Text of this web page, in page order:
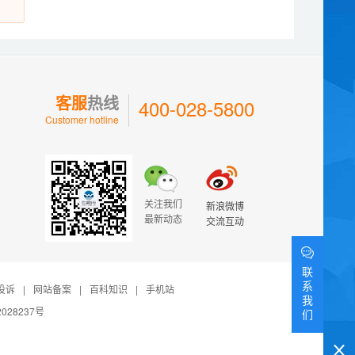
客服热线
Customer hotline 400-028-5800
关注我们
最新动态
新浪微博
交流互动
诉 | 网站备案 | 百科知识 |
手机站
号
联
系
我
们